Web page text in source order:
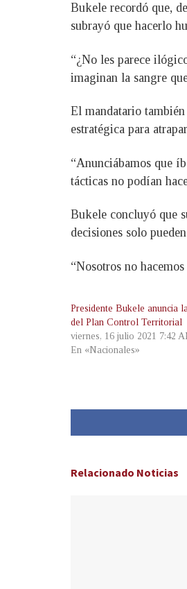
Bukele recordó que,
subrayó que hacerlo
“¿No les parece
imaginan la sangre
El mandatario
estratégica para
“Anunciábamos que
tácticas no podían
Bukele concluyó que
decisiones solo
“Nosotros no
Presidente Bukele anuncia
del Plan Control Territorial
viernes, 16 julio 2021 7:42
En «Nacionales»
Relacionado Noticias